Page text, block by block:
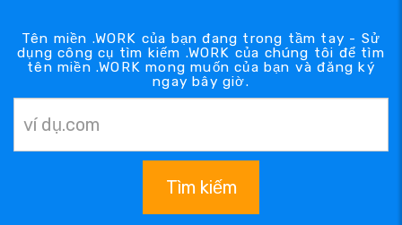
Tên miền .WORK của bạn đang trong tầm tay - Sử
dụng công cụ tìm kiếm .WORK của chúng tôi để tìm
tên miền .WORK mong muốn của bạn và đăng ký
ngay bây giờ.
Tìm kiếm